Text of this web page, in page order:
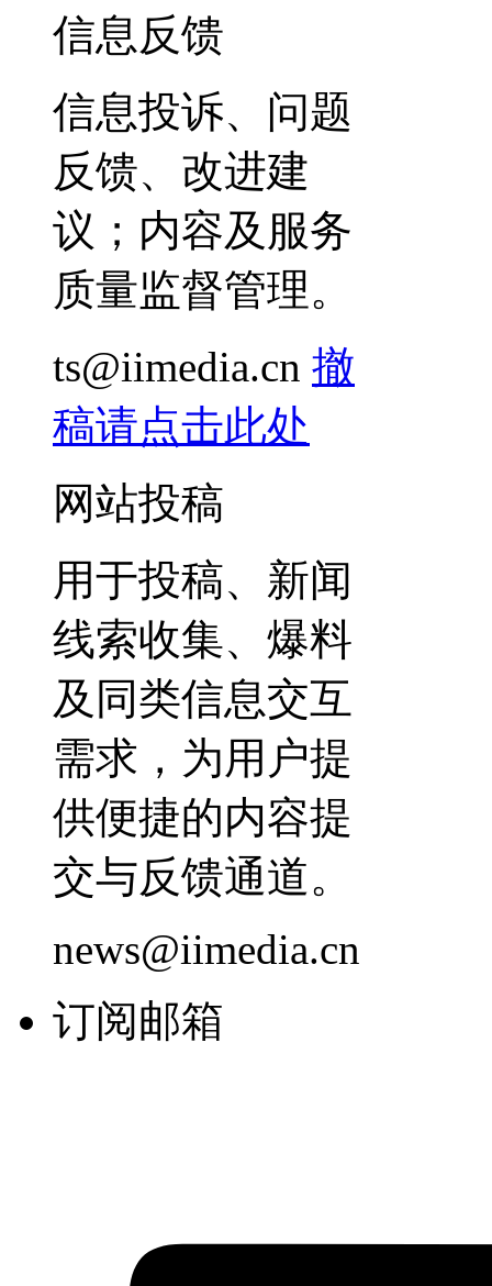
信息反馈
信息投诉、问题
反馈、改进建
议；内容及服务
质量监督管理。
ts@iimedia.cn 撤
稿请点击此处
网站投稿
用于投稿、新闻
线索收集、爆料
及同类信息交互
需求，为用户提
供便捷的内容提
交与反馈通道。
news@iimedia.cn
订阅邮箱